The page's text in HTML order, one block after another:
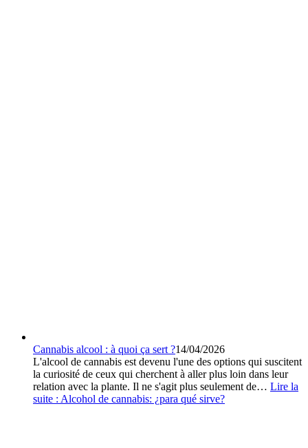
Cannabis alcool : à quoi ça sert ?14/04/2026
L'alcool de cannabis est devenu l'une des options qui suscitent
la curiosité de ceux qui cherchent à aller plus loin dans leur
relation avec la plante. Il ne s'agit plus seulement de… Lire la
suite : Alcohol de cannabis: ¿para qué sirve?